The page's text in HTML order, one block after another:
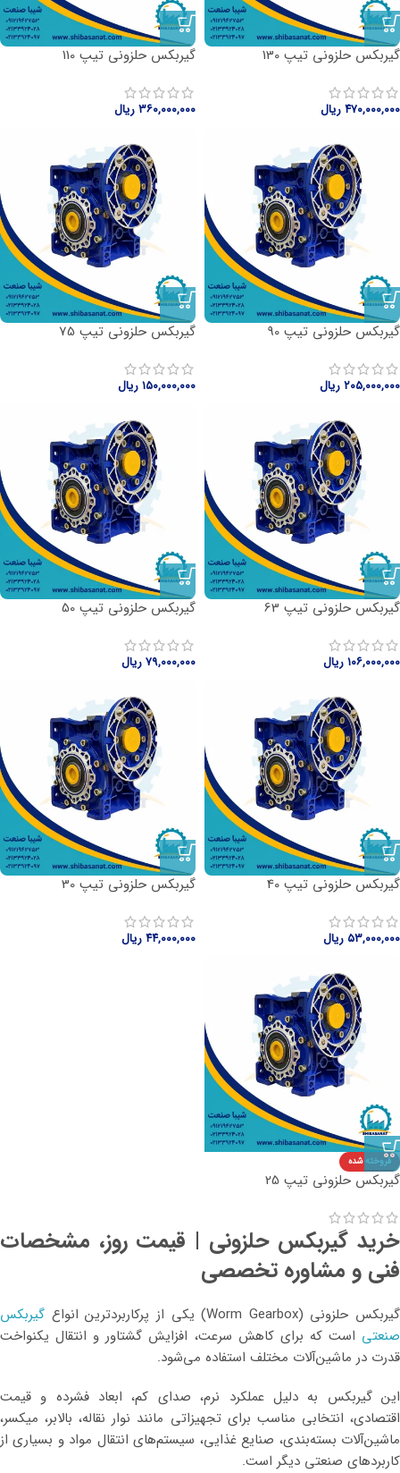
گیربکس حلزونی تیپ 130
۴۷۰,۰۰۰,۰۰۰ریال
گیربکس حلزونی تیپ 110
۳۶۰,۰۰۰,۰۰۰ریال
گیربکس حلزونی تیپ 90
۲۰۵,۰۰۰,۰۰۰ریال
گیربکس حلزونی تیپ 75
۱۵۰,۰۰۰,۰۰۰ریال
گیربکس حلزونی تیپ 63
۱۰۶,۰۰۰,۰۰۰ریال
گیربکس حلزونی تیپ 50
۷۹,۰۰۰,۰۰۰ریال
گیربکس حلزونی تیپ 40
۵۳,۰۰۰,۰۰۰ ریال
گیربکس حلزونی تیپ 30
۴۴,۰۰۰,۰۰۰ریال
فروخته شده
گیربکس حلزونی تیپ 25
خرید گیربکس حلزونی | قیمت روز، مشخصات
فنی و مشاوره تخصصی
گیربکس حلزونی (Worm Gearbox) یکی از پرکاربردترین انواع
گیربکس
صنعتی است که برای کاهش سرعت، افزایش گشتاور و انتقال یکنواخت
قدرت در ماشین‌آلات مختلف استفاده می‌شود.
این گیربکس به دلیل عملکرد نرم، صدای کم، ابعاد فشرده و قیمت
اقتصادی، انتخابی مناسب برای تجهیزاتی مانند نوار نقاله، بالابر، میکسر،
ماشین‌آلات بسته‌بندی، صنایع غذایی، سیستم‌های انتقال مواد و بسیاری از
کاربردهای صنعتی دیگر است.